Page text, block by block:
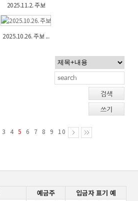
2025.11.2. 주보
2025.10.26. 주보 ...
검색
쓰기
3 4 5 6 7 8 9 10
예금주
입금자 표기 예